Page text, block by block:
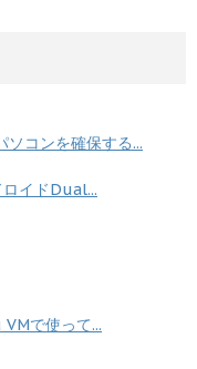
コンを確保する...
イドDual...
で使って...